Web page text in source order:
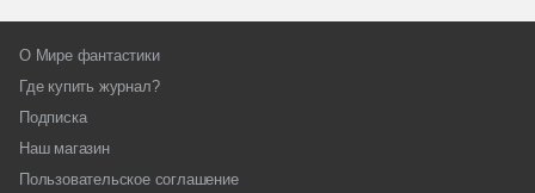
О Мире фантастики
Где купить журнал?
Подписка
Наш магазин
Пользовательское соглашение